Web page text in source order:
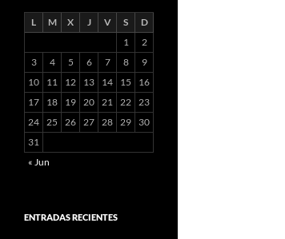
L M X J V S
D
1
2
3
4 5 6 7 8
9
10
11 12 13 14 15
16
17
18 19 20 21 22
23
24
25 26 27 28 29
30
31
« Jun
ENTRADAS RECIENTES